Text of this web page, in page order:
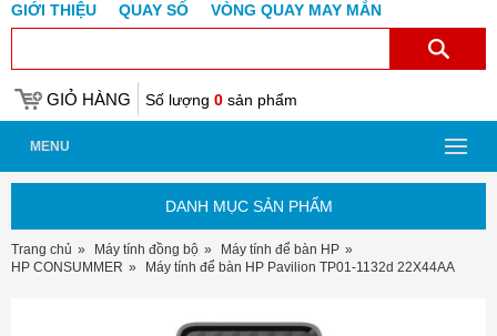
GIỚI THIỆU
QUAY SỐ VÒNG QUAY MAY MẮN
GIỎ HÀNG Số lượng 0 sản phẩm
MENU
DANH MỤC SẢN PHẨM
Trang chủ Máy tính đồng bộ
Máy tính để bàn HP
HP CONSUMMER
Máy tính để bàn HP Pavilion TP01-1132d 22X44AA